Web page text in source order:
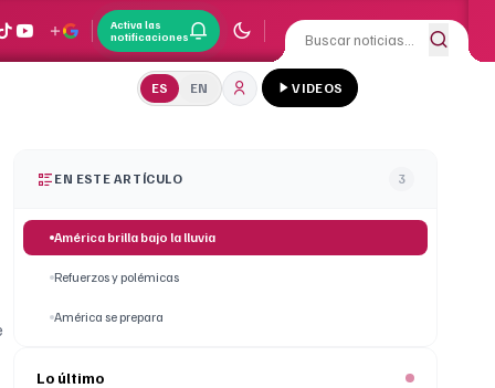
Activa las
notificaciones
ES EN VIDEOS
EN ESTE ARTÍCULO 3
América brilla bajo la lluvia
Refuerzos y polémicas
América se prepara
Lo último